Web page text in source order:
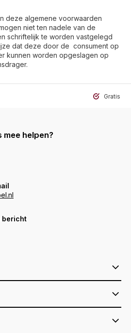
deze algemene voorwaarden
niet ten nadele van de
schriftelijk te worden vastgelegd
dat deze door de consument op
kunnen worden opgeslagen op
Gratis
mee helpen?
bericht